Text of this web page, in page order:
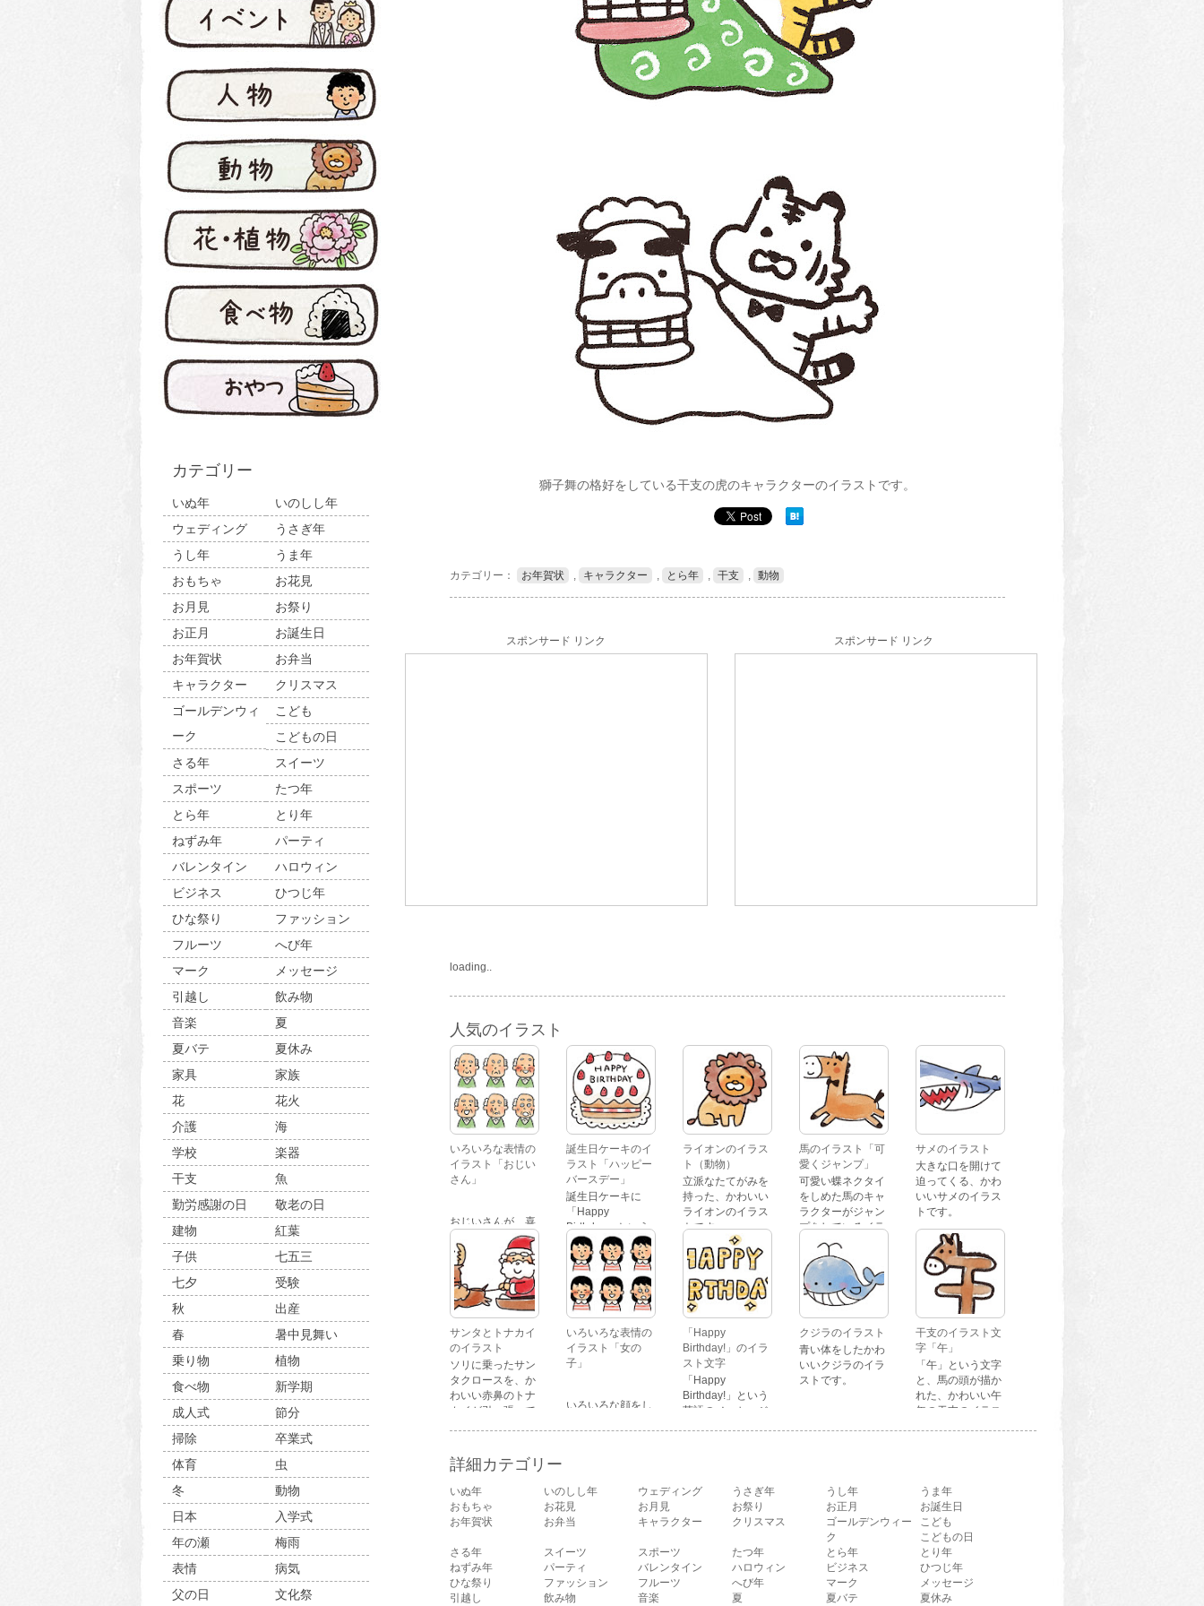
カテゴリー
いぬ年
いのしし年
ウェディング
うさぎ年
うし年
うま年
おもちゃ
お花見
お月見
お祭り
お正月
お誕生日
お年賀状
お弁当
キャラクター
クリスマス
ゴールデンウィ
ーク
こども
こどもの日
さる年
スイーツ
スポーツ
たつ年
とら年
とり年
ねずみ年
パーティ
バレンタイン
ハロウィン
ビジネス
ひつじ年
ひな祭り
ファッション
フルーツ
へび年
マーク
メッセージ
引越し
飲み物
音楽
夏
夏バテ
夏休み
家具
家族
花
花火
介護
海
学校
楽器
干支
魚
勤労感謝の日
敬老の日
建物
紅葉
子供
七五三
七夕
受験
秋
出産
春
暑中見舞い
乗り物
植物
食べ物
新学期
成人式
節分
掃除
卒業式
体育
虫
冬
動物
日本
入学式
年の瀬
梅雨
表情
病気
父の日
文化祭
獅子舞の格好をしている干支の虎のキャラクターのイラストです。
カテゴリー： お年賀状 , キャラクター , とら年 , 干支 , 動物
スポンサード リンク スポンサード リンク
loading..
人気のイラスト
いろいろな表情の
イラスト「おじい
さん」
おじいさんが、喜
怒哀楽たくさんの
表情をしているイ
ラストです。 通常
の顔・怒っている
顔・泣いている
顔・照れている
顔・笑っている
顔・驚いている
顔・困っている顔
があります。
誕生日ケーキのイ
ラスト「ハッピー
バースデー」
誕生日ケーキに
「Happy
Birthday」という
文字が描かれた、
かわいい苺のケー
キのイラストで
す。
ライオンのイラス
ト（動物）
立派なたてがみを
持った、かわいい
ライオンのイラス
トです。
馬のイラスト「可
愛くジャンプ」
可愛い蝶ネクタイ
をしめた馬のキャ
ラクターがジャン
プをしているイラ
ストです。
サメのイラスト
大きな口を開けて
迫ってくる、かわ
いいサメのイラス
トです。
サンタとトナカイ
のイラスト
ソリに乗ったサン
タクロースを、か
わいい赤鼻のトナ
カイが引っ張って
いろいろな表情の
イラスト「女の
子」
いろいろな顔をし
いる顔・笑ってい
る顔・驚いている
顔・困っている顔
「Happy
Birthday!」のイラ
スト文字
「Happy
Birthday!」という
英語のメッセージ
クジラのイラスト
青い体をしたかわ
いいクジラのイラ
ストです。
干支のイラスト文
字「午」
「午」という文字
と、馬の頭が描か
れた、かわいい午
年の干支のイラス
詳細カテゴリー
いぬ年 いのしし年 ウェディング うさぎ年 うし年
うま年
おもちゃ
お花見 お月見 お祭り お正月
お誕生日
お年賀状
お弁当 キャラクター クリスマス
ゴールデンウィー
ク
こども
こどもの日
さる年
スイーツ スポーツ たつ年 とら年
とり年
ねずみ年
パーティ バレンタイン ハロウィン ビジネス
ひつじ年
ひな祭り
ファッション フルーツ へび年 マーク
メッセージ
引越し
飲み物 音楽 夏 夏バテ 夏休み